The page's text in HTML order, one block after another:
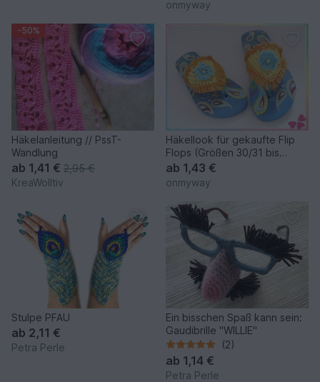
onmyway
-50%
Häkelanleitung // PssT-
Wandlung
ab 1,41 € 2,95 €
KreaWolltiv
Häkellook für gekaufte Flip
Flops (Größen 30/31 bis
44/45)
ab 1,43 €
onmyway
Stulpe PFAU
ab 2,11 €
Petra Perle
Ein bisschen Spaß kann sein:
Gaudibrille "WILLIE"
(2)
ab 1,14 €
Petra Perle